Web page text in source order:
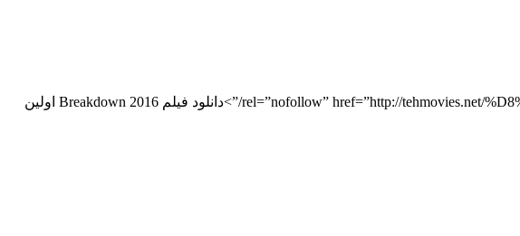
نوشته rel=”nofollow” href=”http://tehmovies.net/%D8%AF%D8%A7%D9%86%D9%84%D9%88%D8%AF-%D9%81%DB%8C%D9%84%D9%85-breakdown-2016/”>دانلود فیلم Breakdown 2016 اولین